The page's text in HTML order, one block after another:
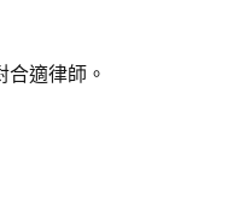
適律師。